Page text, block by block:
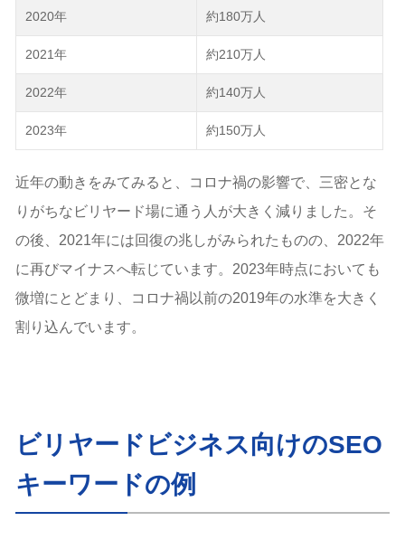
2020年 約180万人
2021年 約210万人
2022年 約140万人
2023年 約150万人
近年の動きをみてみると、コロナ禍の影響で、三密とな
りがちなビリヤード場に通う人が大きく減りました。そ
の後、2021年には回復の兆しがみられたものの、2022年
に再びマイナスへ転じています。2023年時点においても
微増にとどまり、コロナ禍以前の2019年の水準を大きく
割り込んでいます。
ビリヤードビジネス向けのSEO
キーワードの例